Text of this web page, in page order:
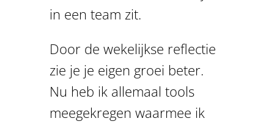
in een team zit.
Door de wekelijkse reflectie
zie je je eigen groei beter.
Nu heb ik allemaal tools
meegekregen waarmee ik